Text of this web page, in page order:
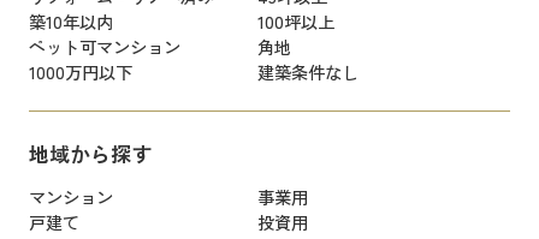
築10年以内
100坪以上
ペット可マンション
角地
1000万円以下
建築条件なし
地域から探す
マンション
事業用
戸建て
投資用